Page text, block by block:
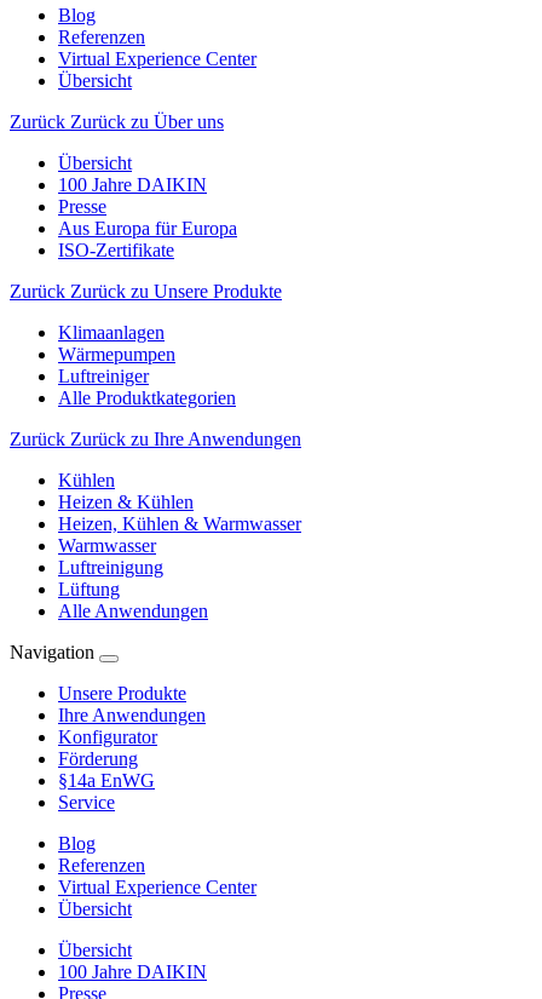
Blog
Referenzen
Virtual Experience Center
Übersicht
Zurück Zurück zu Über uns
Übersicht
100 Jahre DAIKIN
Presse
Aus Europa für Europa
ISO-Zertifikate
Zurück Zurück zu Unsere Produkte
Klimaanlagen
Wärmepumpen
Luftreiniger
Alle Produktkategorien
Zurück Zurück zu Ihre Anwendungen
Kühlen
Heizen & Kühlen
Heizen, Kühlen & Warmwasser
Warmwasser
Luftreinigung
Lüftung
Alle Anwendungen
Navigation
Unsere Produkte
Ihre Anwendungen
Konfigurator
Förderung
§14a EnWG
Service
Blog
Referenzen
Virtual Experience Center
Übersicht
Übersicht
100 Jahre DAIKIN
Presse